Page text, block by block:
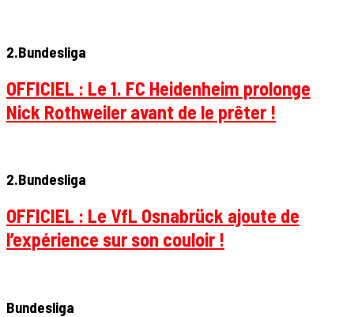
2.Bundesliga
OFFICIEL : Le 1. FC Heidenheim prolonge
Nick Rothweiler avant de le prêter !
2.Bundesliga
OFFICIEL : Le VfL Osnabrück ajoute de
l’expérience sur son couloir !
Bundesliga